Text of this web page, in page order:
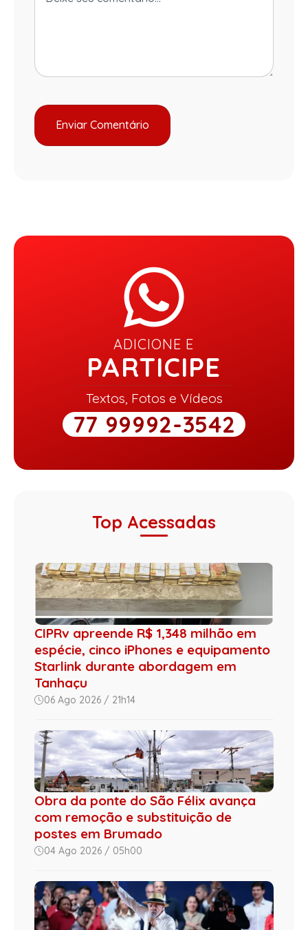
ADICIONE E
PARTICIPE
Textos, Fotos e Vídeos
77 99992-3542
Top Acessadas
CIPRv apreende R$ 1,348 milhão em
espécie, cinco iPhones e equipamento
Starlink durante abordagem em
Tanhaçu
06 Ago 2026 / 21h14
Obra da ponte do São Félix avança
com remoção e substituição de
postes em Brumado
04 Ago 2026 / 05h00